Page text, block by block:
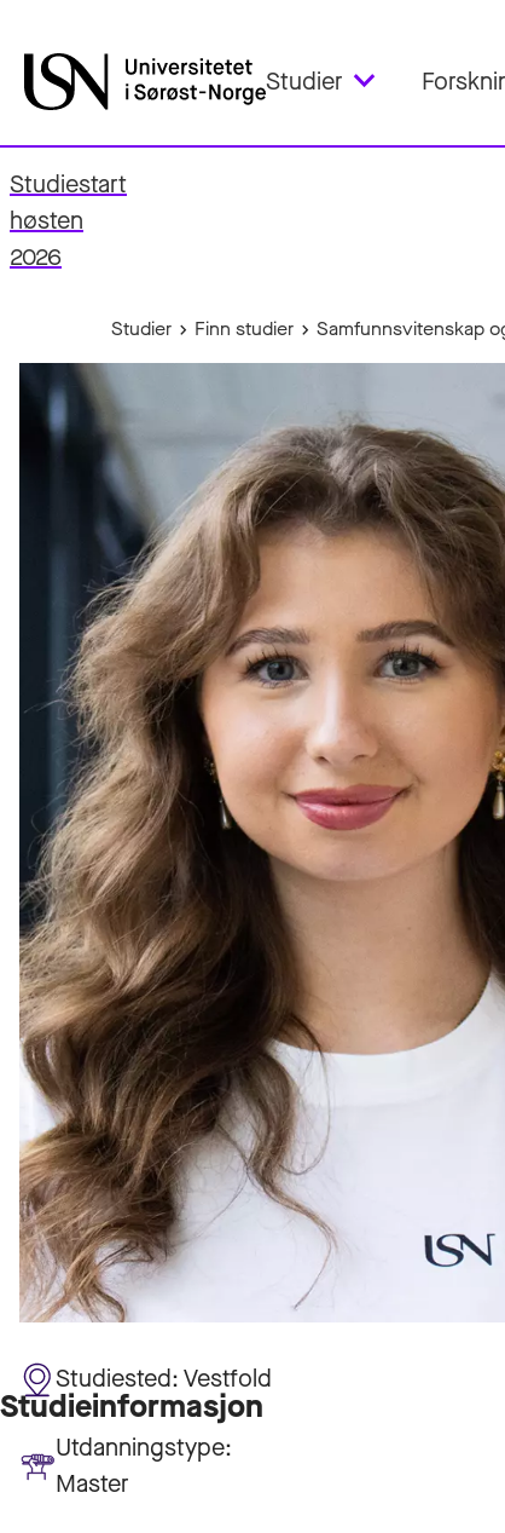
Studier
Studiestart
høsten
2026
Studier Finn studier Samfunnsvitenskap
Studieinformasjon
Studiested:Vestfold
Utdanningstype:
Master